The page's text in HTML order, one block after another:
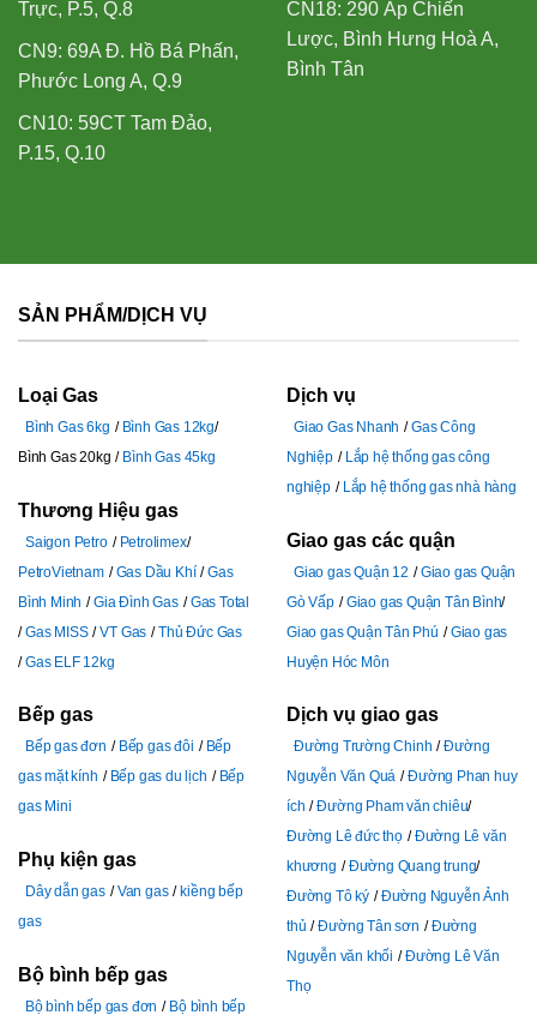
Trực, P.5, Q.8
CN9: 69A Đ. Hồ Bá Phấn,
Phước Long A, Q.9
CN10: 59CT Tam Đảo,
P.15, Q.10
CN18: 290 Ấp Chiến
Lược, Bình Hưng Hoà A,
Bình Tân
SẢN PHẨM/DỊCH VỤ
Loại Gas
Bình Gas 6kg
Bình Gas 12kg
Bình Gas 20kg
Bình Gas 45kg
Thương Hiệu gas
Saigon Petro
Petrolimex
PetroVietnam
Gas Dầu Khí
Gas
Bình Minh
Gia Đình Gas
Gas Total
Gas MISS
VT Gas
Thủ Đức Gas
Gas ELF 12kg
Bếp gas
Bếp gas đơn Bếp gas đôi
Bếp
gas mặt kính
Bếp gas du lịch
Bếp
gas Mini
Phụ kiện gas
Dây dẫn gas Van gas
kiềng bếp
gas
Bộ bình bếp gas
Bộ bình bếp gas đơn
Bộ bình bếp
Dịch vụ
Giao Gas Nhanh
Gas Công
Nghiệp
Lắp hệ thống gas công
nghiệp
Lắp hệ thống gas nhà hàng
Giao gas các quận
Giao gas Quận 12
Giao gas Quận
Gò Vấp
Giao gas Quận Tân Bình
Giao gas Quận Tân Phú
Giao gas
Huyện Hóc Môn
Dịch vụ giao gas
Đường Trường Chinh
Đường
Nguyễn Văn Quá
Đường Phan huy
ích
Đường Pham văn chiêu
Đường Lê đức thọ
Đường Lê văn
khương
Đường Quang trung
Đường Tô ký
Đường Nguyễn Ảnh
thủ
Đường Tân sơn
Đường
Nguyễn văn khối
Đường Lê Văn
Thọ